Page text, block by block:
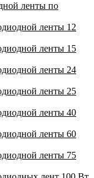
ленты по
ленты 12
ленты 15
ленты 24
ленты 25
ленты 40
ленты 60
ленты 75